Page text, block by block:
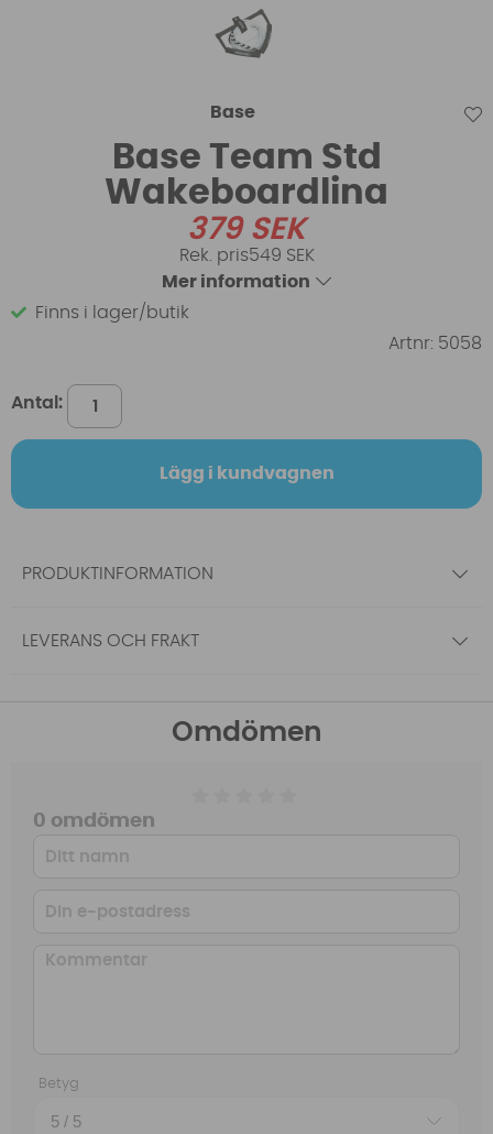
Base
Base Team Std
Wakeboardlina
379SEK
549 SEK
Mer information
Finns i lager/butik
Artnr: 5058
Antal:
Lägg i kundvagnen
PRODUKTINFORMATION
LEVERANS OCH FRAKT
Omdömen
0 omdömen
Betyg